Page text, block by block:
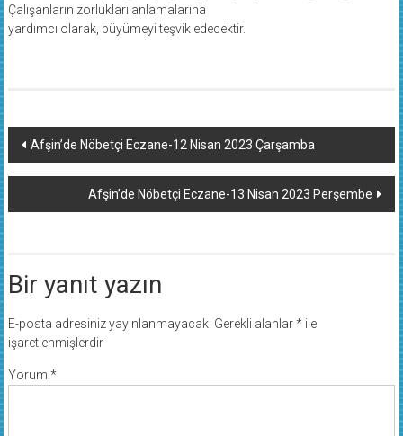
Çalışanların zorlukları anlamalarına
yardımcı olarak, büyümeyi teşvik edecektir.
Yazı
dolaşımı
Afşin’de Nöbetçi Eczane-12 Nisan 2023 Çarşamba
Afşin’de Nöbetçi Eczane-13 Nisan 2023 Perşembe
Bir yanıt yazın
E-posta adresiniz yayınlanmayacak. Gerekli alanlar*ile
işaretlenmişlerdir
Yorum *